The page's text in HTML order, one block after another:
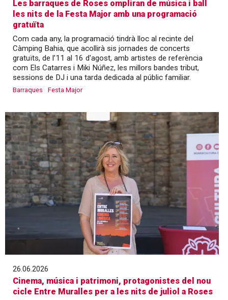
Les barraques de Roses ompliran de música i ball
les nits de la Festa Major amb una programació
gratuïta
Com cada any, la programació tindrà lloc al recinte del
Càmping Bahia, que acollirà sis jornades de concerts
gratuïts, de l’11 al 16 d'agost, amb artistes de referència
com Els Catarres i Miki Núñez, les millors bandes tribut,
sessions de DJ i una tarda dedicada al públic familiar.
Barraques Festa Major
26.06.2026
Cinema, música i patrimoni, protagonistes del nou
cicle Entre Muralles per a les nits de juliol a Roses